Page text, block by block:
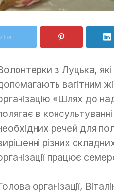
з Луцька,
вагітним
«Шлях до
в
речей для
різних
працює
організації,